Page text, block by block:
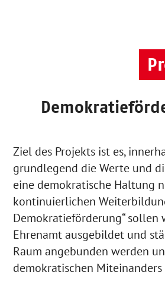
Ziel des Projekts ist es,
grundlegend die Werte und
eine demokratische Haltung
kontinuierlichen
Demokratieförderung“ sollen
Ehrenamt ausgebildet und
Raum angebunden werden
demokratischen